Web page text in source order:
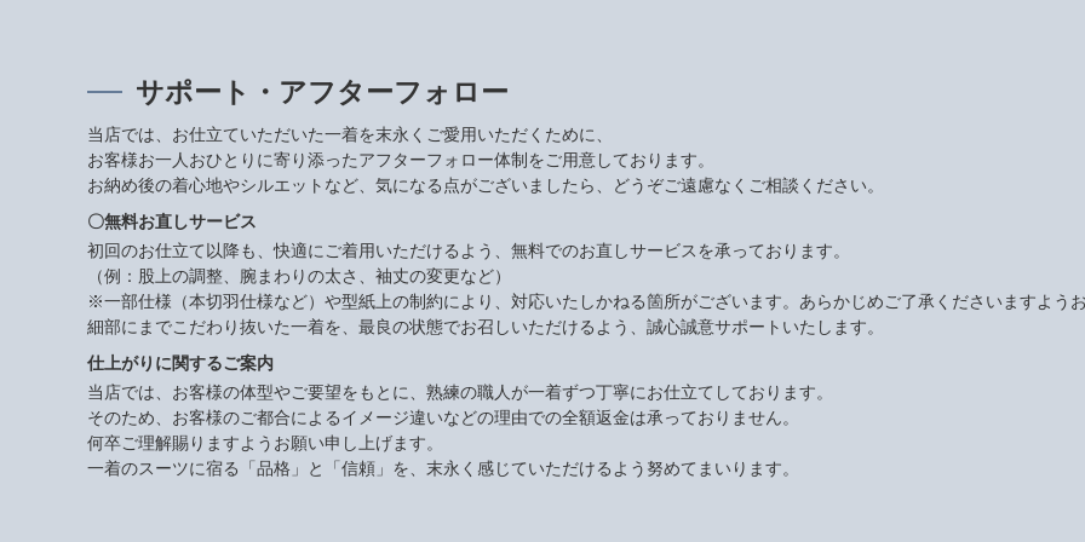
サポート・アフターフォロー
当店では、お仕立ていただいた一着を末永くご愛用いただくために、
お客様お一人おひとりに寄り添ったアフターフォロー体制をご用意しております。
お納め後の着心地やシルエットなど、気になる点がございましたら、どうぞご遠慮なくご相談ください。
〇無料お直しサービス
初回のお仕立て以降も、快適にご着用いただけるよう、無料でのお直しサービスを承っております。
（例：股上の調整、腕まわりの太さ、袖丈の変更など）
※一部仕様（本切羽仕様など）や型紙上の制約により、対応いたしかねる箇所がございます。あらかじめご了承くださいますようお
細部にまでこだわり抜いた一着を、最良の状態でお召しいただけるよう、誠心誠意サポートいたします。
仕上がりに関するご案内
当店では、お客様の体型やご要望をもとに、熟練の職人が一着ずつ丁寧にお仕立てしております。
そのため、お客様のご都合によるイメージ違いなどの理由での全額返金は承っておりません。
何卒ご理解賜りますようお願い申し上げます。
一着のスーツに宿る「品格」と「信頼」を、末永く感じていただけるよう努めてまいります。